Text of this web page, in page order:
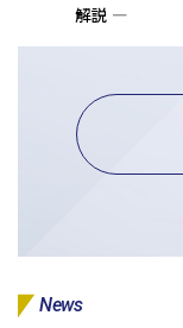
解説 ―
News